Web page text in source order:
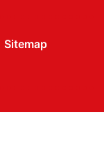
Sitemap